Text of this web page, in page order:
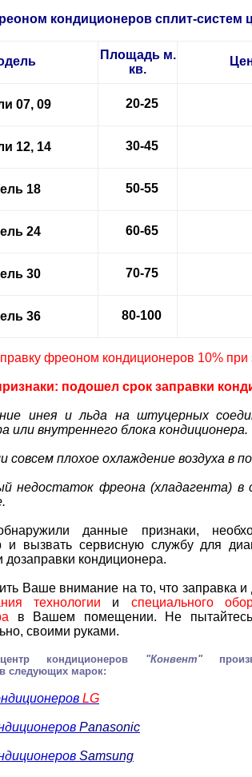
кондиционеров сплит-систем
Площадь м.
кв.
07, 09 20-25
12, 14 30-45
18 50-55
24 60-65
30 70-75
36 80-100
фреоном кондиционеров 10% при
подошел срок заправки
инея и льда на штуцерных
или внутреннего блока кондиционера.
совсем плохое охлаждение воздуха в
недостаток фреона (хладагента) в
данные признаки,
и вызвать сервисную службу для
дозаправки кондиционера.
Ваше внимание на то, что заправка и
технологии и специального
в Вашем помещении. Не пытайтесь
своими руками.
кондиционеров "Конвент"
следующих марок:
LG
Panasonic
Samsung